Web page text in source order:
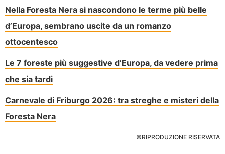
Nella Foresta Nera si nascondono le terme più belle
d’Europa, sembrano uscite da un romanzo
ottocentesco
Le 7 foreste più suggestive d’Europa, da vedere prima
che sia tardi
Carnevale di Friburgo 2026: tra streghe e misteri della
Foresta Nera
©RIPRODUZIONE RISERVATA